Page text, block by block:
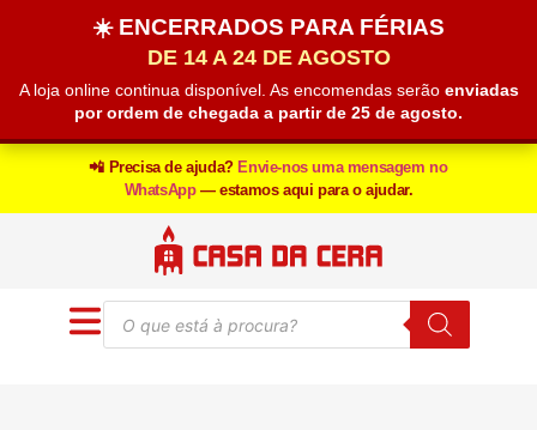
☀️ ENCERRADOS PARA FÉRIAS
DE 14 A 24 DE AGOSTO
A loja online continua disponível. As encomendas serão enviadas
por ordem de chegada a partir de 25 de agosto.
📲 Precisa de ajuda? Envie-nos uma mensagem no
WhatsApp — estamos aqui para o ajudar.